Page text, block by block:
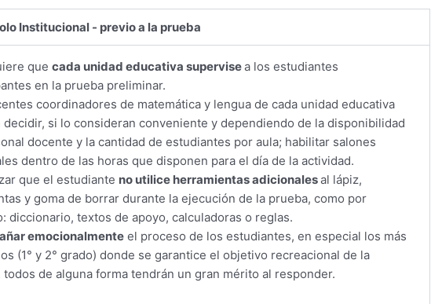
Institucional - previo a la prueba
que cada unidad educativa supervisea los estudiantes
en la prueba preliminar.
coordinadores de matemática y lengua de cada unidad educativa
decidir, si lo consideran conveniente y dependiendo de la disponibilidad
docente y la cantidad de estudiantes por aula; habilitar salones
dentro de las horas que disponen para el día de la actividad.
que el estudiante no utilice herramientas adicionalesal lápiz,
y goma de borrar durante la ejecución de la prueba, como por
diccionario, textos de apoyo, calculadoras o reglas.
emocionalmente el proceso de los estudiantes, en especial los más
(1° y 2° grado) donde se garantice el objetivo recreacional de la
todos de alguna forma tendrán un gran mérito al responder.